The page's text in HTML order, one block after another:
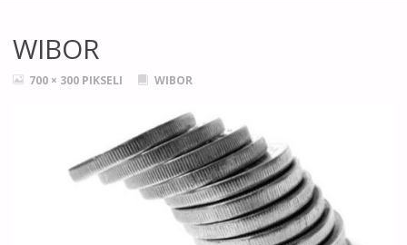
WIBOR
PEŁNY700 × 300 PIKSELI WIBOR